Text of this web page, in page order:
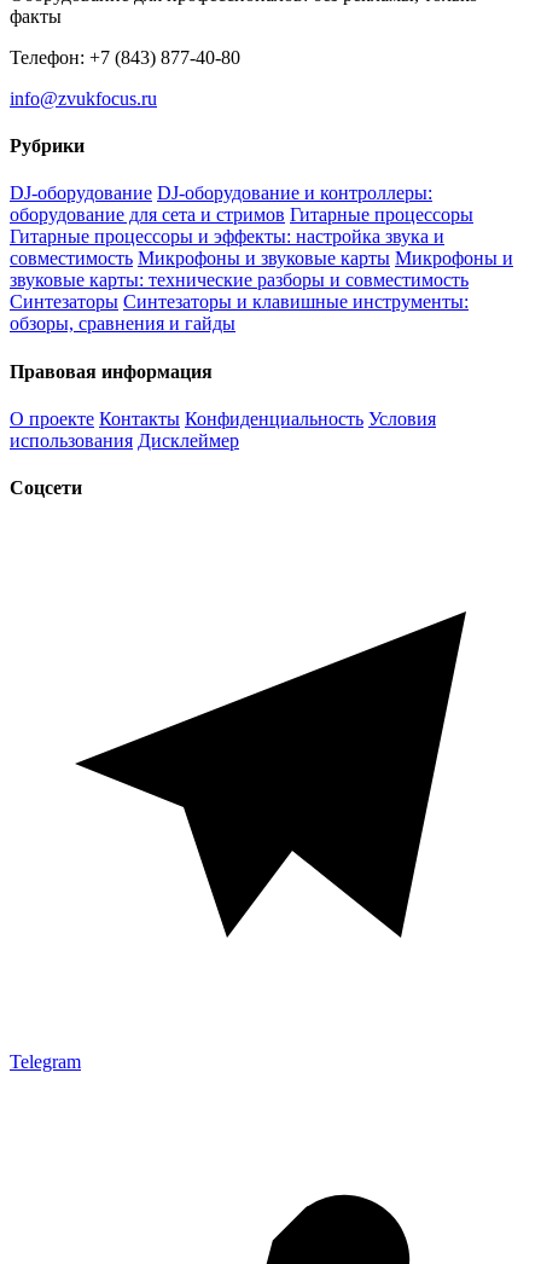
факты
Телефон: +7 (843) 877-40-80
info@zvukfocus.ru
Рубрики
DJ-оборудование DJ-оборудование и контроллеры:
оборудование для сета и стримов Гитарные процессоры
Гитарные процессоры и эффекты: настройка звука и
совместимость Микрофоны и звуковые карты Микрофоны и
звуковые карты: технические разборы и совместимость
Синтезаторы Синтезаторы и клавишные инструменты:
обзоры, сравнения и гайды
Правовая информация
О проекте Контакты Конфиденциальность Условия
использования Дисклеймер
Соцсети
Telegram